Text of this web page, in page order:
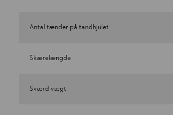
Antal tænder på tandhjulet
Skærelængde
Sværd vægt